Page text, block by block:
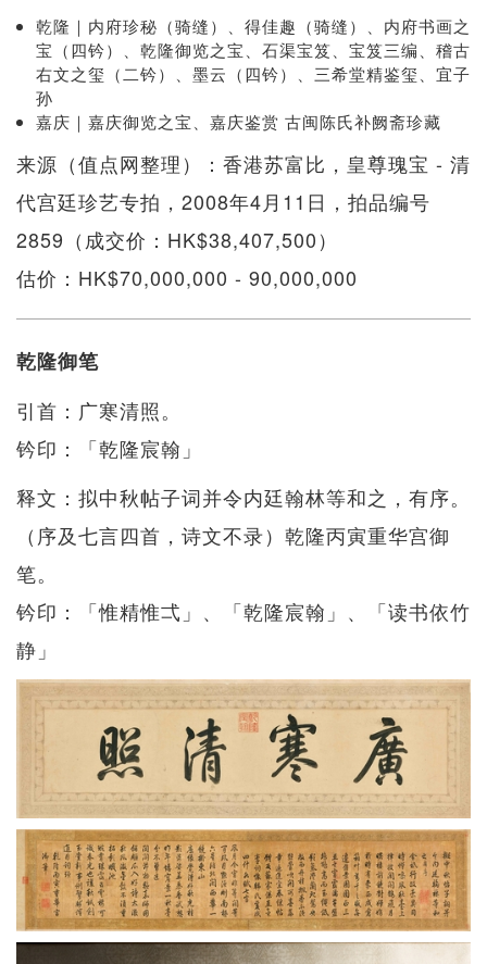
乾隆｜内府珍秘（骑缝）、得佳趣（骑缝）、内府书画之
宝（四钤）、乾隆御览之宝、石渠宝笈、宝笈三编、稽古
右文之玺（二钤）、墨云（四钤）、三希堂精鉴玺、宜子
孙
嘉庆｜嘉庆御览之宝、嘉庆鉴赏 古闽陈氏补阙斋珍藏
来源（值点网整理）：香港苏富比，皇尊瑰宝 - 清
代宫廷珍艺专拍，2008年4月11日，拍品编号
2859（成交价：HK$38,407,500）
估价：HK$70,000,000 - 90,000,000
乾隆御笔
引首：广寒清照。
钤印：「乾隆宸翰」
释文：拟中秋帖子词并令内廷翰林等和之，有序。
（序及七言四首，诗文不录）乾隆丙寅重华宫御
笔。
钤印：「惟精惟弌」、「乾隆宸翰」、「读书依竹
静」